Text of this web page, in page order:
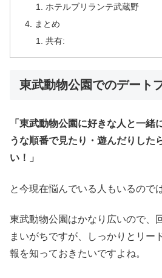
ホテルブリランテ武蔵野
まとめ
共有:
東武動物公園でのデート
「東武動物公園に好きな人と一緒
うな順番で見たり・遊んだりした
い！」
と今現在悩んでいる人もいるので
東武動物公園はかなり広いので、
まいがちですが、しっかりとリー
報を知っておきたいですよね。